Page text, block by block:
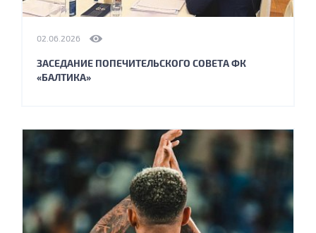
02.06.2026
ЗАСЕДАНИЕ ПОПЕЧИТЕЛЬСКОГО СОВЕТА ФК
«БАЛТИКА»